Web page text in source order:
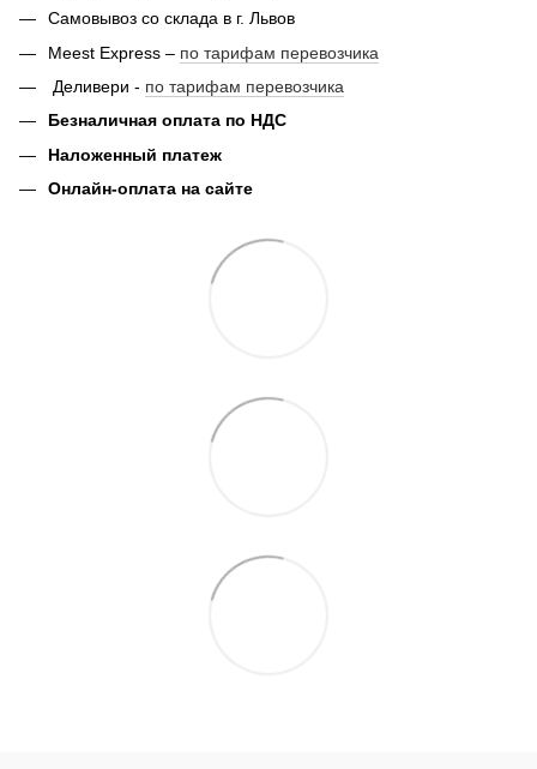
Самовывоз со склада в г. Львов
Meest Express – по тарифам перевозчика
Деливери - по тарифам перевозчика
Безналичная оплата по НДС
Наложенный платеж
Онлайн-оплата на сайте